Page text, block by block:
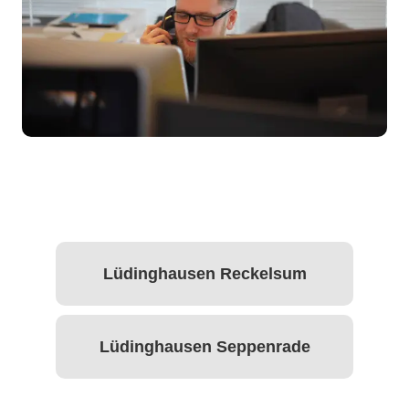
Lüdinghausen Reckelsum
Lüdinghausen Seppenrade